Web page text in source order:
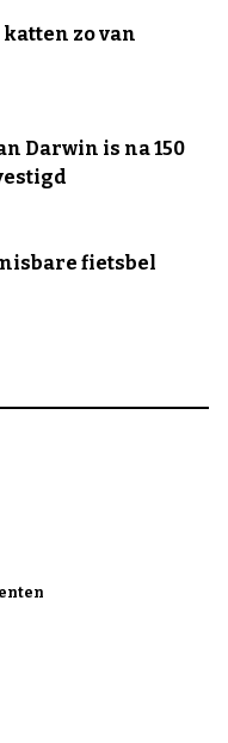
zo van
Darwin is na 150
fietsbel